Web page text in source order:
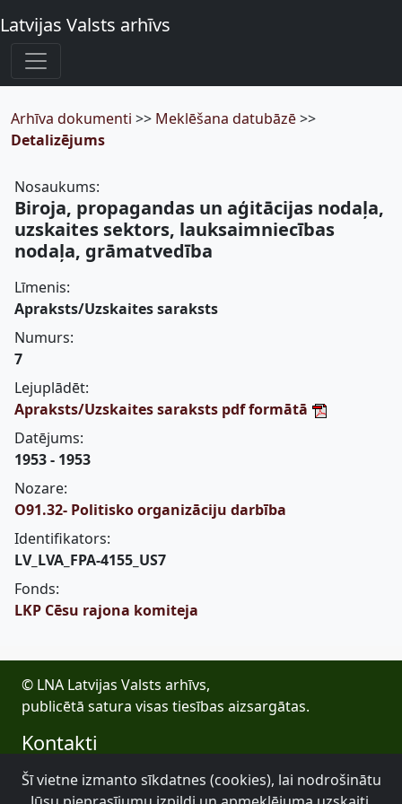
Latvijas Valsts arhīvs
Arhīva dokumenti >> Meklēšana datubāzē>>
Detalizējums
Nosaukums:
Biroja, propagandas un aģitācijas nodaļa,
uzskaites sektors, lauksaimniecības
nodaļa, grāmatvedība
Līmenis:
Apraksts/Uzskaites saraksts
Numurs:
7
Lejuplādēt:
Apraksts/Uzskaites saraksts pdf formātā
Datējums:
1953 - 1953
Nozare:
O91.32- Politisko organizāciju darbība
Identifikators:
LV_LVA_FPA-4155_US7
Fonds:
LKP Cēsu rajona komiteja
© LNA Latvijas Valsts arhīvs,
publicētā satura visas tiesības aizsargātas.
Kontakti
E-pasts: lva@arhivi.gov.lv
Tālrunis: +371 20027447
Šī vietne izmanto sīkdatnes (cookies), lai nodrošinātu